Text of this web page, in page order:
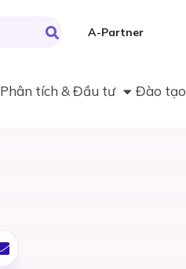
A-Partner
Phân tích & Đầu tư Đào tạo